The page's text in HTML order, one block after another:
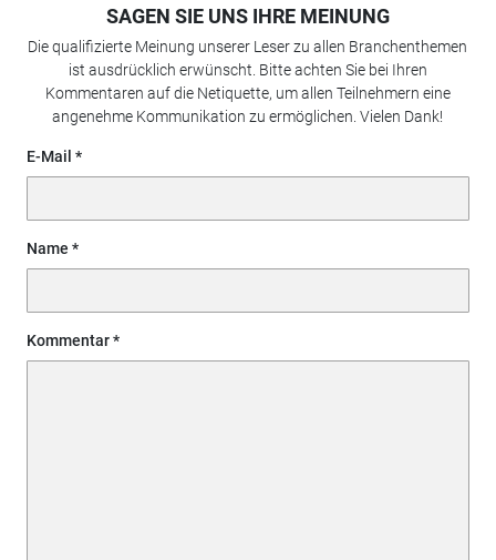
SAGEN SIE UNS IHRE MEINUNG
Die qualifizierte Meinung unserer Leser zu allen Branchenthemen
ist ausdrücklich erwünscht. Bitte achten Sie bei Ihren
Kommentaren auf die Netiquette, um allen Teilnehmern eine
angenehme Kommunikation zu ermöglichen. Vielen Dank!
E-Mail
Name
Kommentar